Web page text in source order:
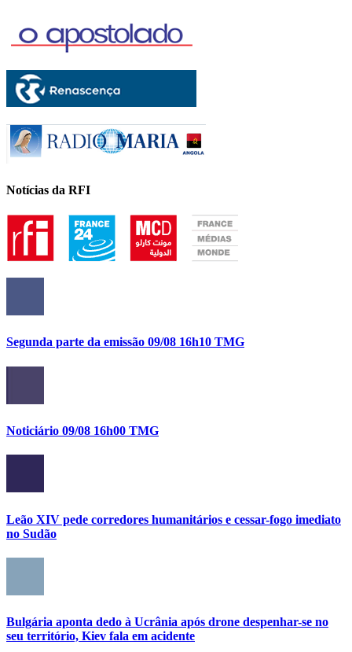
Notícias da RFI
Segunda parte da emissão 09/08 16h10 TMG
Noticiário 09/08 16h00 TMG
Leão XIV pede corredores humanitários e cessar-fogo imediato
no Sudão
Bulgária aponta dedo à Ucrânia após drone despenhar-se no
seu território, Kiev fala em acidente